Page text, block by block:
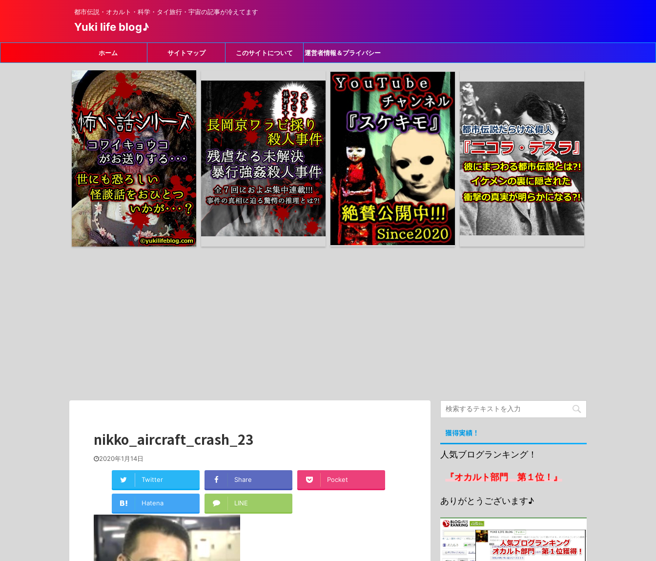
都市伝説・オカルト・科学・タイ旅行・宇宙の記事が冷えてます
Yuki life blog♪
ホーム サイトマップ このサイトについて 運営者情報＆プライバシー
ポリシー
nikko_aircraft_crash_23
2020年1月14日
Twitter Share Pocket
Hatena LINE
獲得実績！
人気ブログランキング！
『オカルト部門 第１位！』
ありがとうございます♪